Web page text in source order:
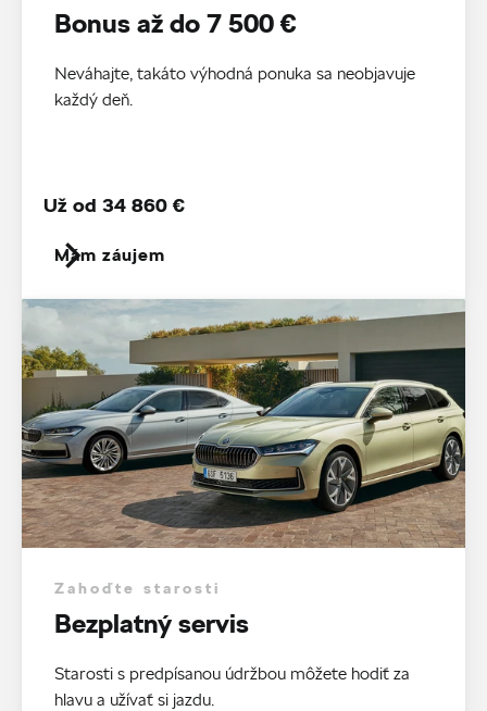
Bonus až do 7 500 €
Neváhajte, takáto výhodná ponuka sa neobjavuje
každý deň.
Mám záujem
Už od 34 860 €
Zahoďte starosti
Bezplatný servis
Starosti s predpísanou údržbou môžete hodiť za
hlavu a užívať si jazdu.